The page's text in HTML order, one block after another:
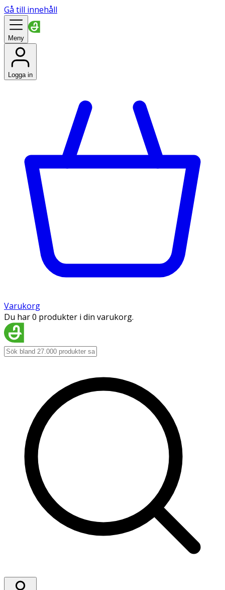
Gå till innehåll
Meny
Logga in
Varukorg
Du har 0 produkter i din varukorg.